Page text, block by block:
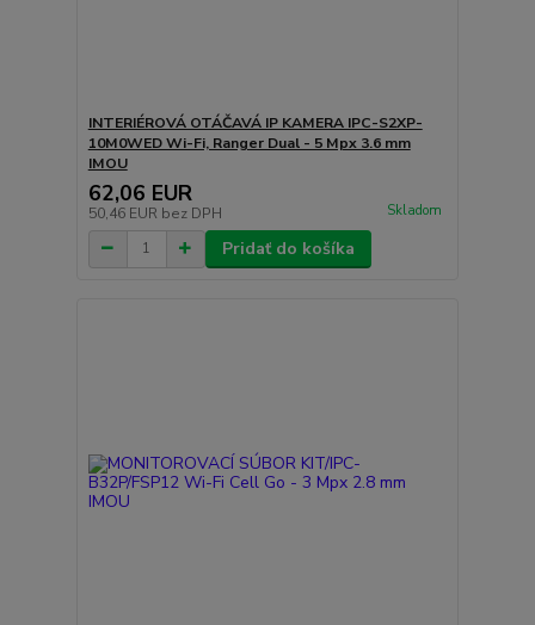
INTERIÉROVÁ OTÁČAVÁ IP KAMERA IPC-S2XP-
10M0WED Wi-Fi, Ranger Dual - 5 Mpx 3.6 mm
IMOU
62,06 EUR
50,46 EUR bez DPH Skladom
Pridať do košíka